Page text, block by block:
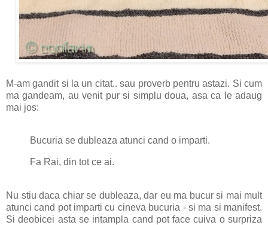
M-am gandit si la un citat.. sau proverb pentru astazi. Si cum
ma gandeam, au venit pur si simplu doua, asa ca le adaug
mai jos:
Bucuria se dubleaza atunci cand o imparti.
Fa Rai, din tot ce ai.
Nu stiu daca chiar se dubleaza, dar eu ma bucur si mai mult
atunci cand pot imparti cu cineva bucuria - si ma si manifest.
Si deobicei asta se intampla cand pot face cuiva o surpriza